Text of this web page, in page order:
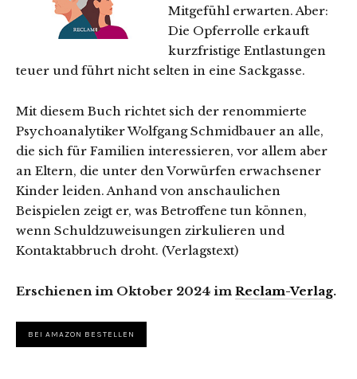
Mitgefühl erwarten. Aber:
Die Opferrolle erkauft
kurzfristige Entlastungen
teuer und führt nicht selten in eine Sackgasse.
Mit diesem Buch richtet sich der renommierte
Psychoanalytiker Wolfgang Schmidbauer an alle,
die sich für Familien interessieren, vor allem aber
an Eltern, die unter den Vorwürfen erwachsener
Kinder leiden. Anhand von anschaulichen
Beispielen zeigt er, was Betroffene tun können,
wenn Schuldzuweisungen zirkulieren und
Kontaktabbruch droht. (Verlagstext)
Erschienen im Oktober 2024 im Reclam-Verlag.
BEI AMAZON BESTELLEN